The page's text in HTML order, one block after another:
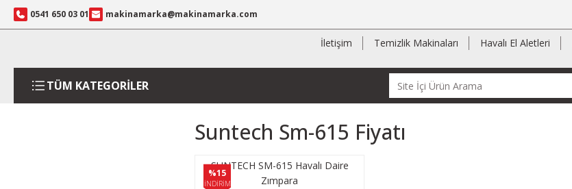
0541 650 03 01 makinamarka@makinamarka.com
İletişim Temizlik Makinaları Havalı El Aletleri
TÜM KATEGORİLER
Suntech Sm-615 Fiyatı
%15
İNDİRİM
SUNTECH SM-615 Havalı Daire
Zımpara